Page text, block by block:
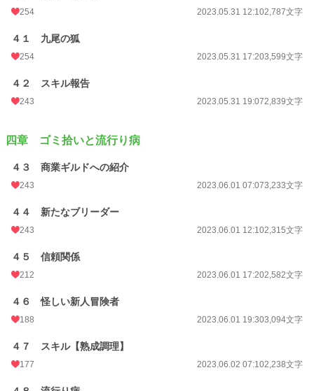
254 2023.05.31 12:102,787文字
４１ 九尾の狐
254 2023.05.31 17:203,599文字
４２ スキル報告
243 2023.05.31 19:072,839文字
四章 ゴミ拾いと流行り病
４３ 商業ギルドへの紹介
243 2023.06.01 07:073,233文字
４４ 新たなブリーダー
243 2023.06.01 12:102,315文字
４５ 信頼関係
212 2023.06.01 17:202,582文字
４６ 怪しい新人冒険者
188 2023.06.01 19:303,094文字
４７ スキル【熟成調理】
177 2023.06.02 07:102,238文字